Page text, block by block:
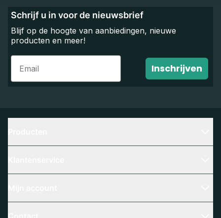
Schrijf u in voor de nieuwsbrief
Blijf op de hoogte van aanbiedingen, nieuwe
producten en meer!
Email
Inschrijven